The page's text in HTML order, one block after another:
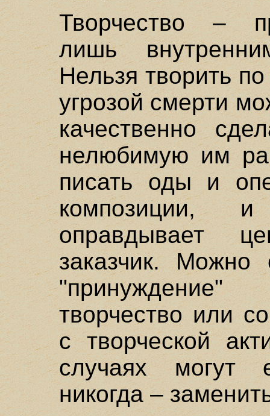
Творчество –
лишь
Нельзя творить
угрозой смерти
качественно
нелюбимую им
писать оды и
композиции,
оправдывает
заказчик. Можно
"принуждение"
творчество или
с творческой
случаях могут
никогда –